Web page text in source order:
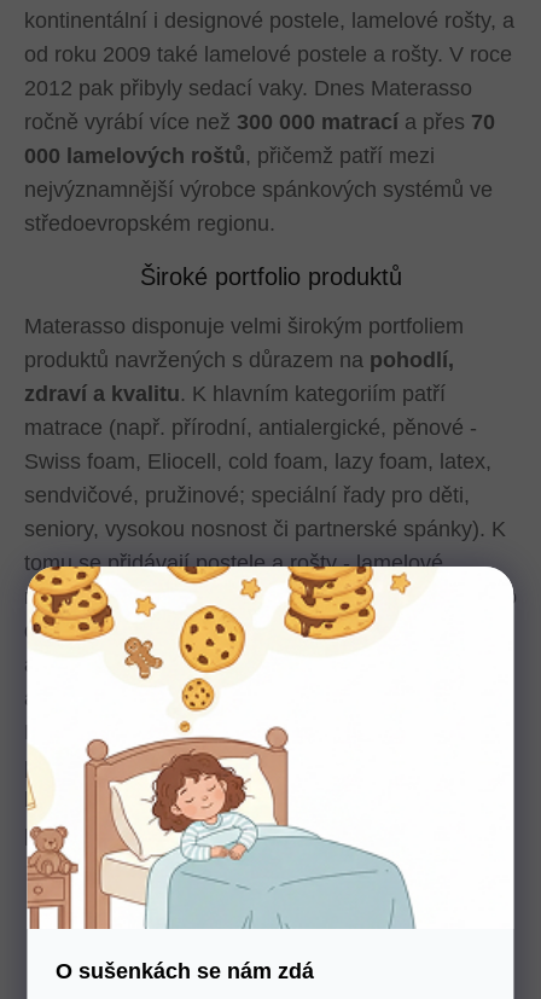
O sušenkách se nám zdá
kontinentální i designové postele, lamelové rošty, a
od roku 2009 také lamelové postele a rošty. V roce
2012 pak přibyly sedací vaky. Dnes Materasso
ročně vyrábí více než 300 000 matrací a přes 70
000 lamelových roštů, přičemž patří mezi
nejvýznamnější výrobce spánkových systémů ve
středoevropském regionu.
Široké portfolio produktů
Materasso disponuje velmi širokým portfoliem
produktů navržených s důrazem na pohodlí,
zdraví a kvalitu. K hlavním kategoriím patří
matrace (např. přírodní, antialergické, pěnové -
Swiss foam, Eliocell, cold foam, lazy foam, latex,
sendvičové, pružinové; speciální řady pro děti,
seniory, vysokou nosnost či partnerské spánky). K
tomu se přidávají postele a rošty - lamelové,
masivní, ručně či elektricky polohovatelné. Portfolio
doplňují ložní doplňky jako ortopedické polštáře,
antialergické přikrývky, chrániče matrací, toppery,
ale i nábytek - křesla, taburety či noční stolky.
Kolekce Materasso jsou rozčleněny podle stylu i
použití - Materasso, Exclusive, Ferreti a Hotel
kolekce - aby co nejlépe odpovídaly individuálním
preferencím, designu i provozním požadavkům.
Co Materasso nabízí?
Matrace Materasso